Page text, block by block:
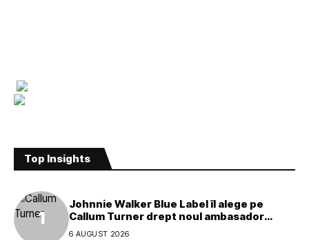
Top Insights
Johnnie Walker Blue Label îl alege pe
Callum Turner drept noul ambasador
global al mărcii
6 AUGUST 2026